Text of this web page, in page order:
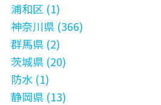
浦和区 (1)
神奈川県 (366)
群馬県 (2)
茨城県 (20)
防水 (1)
静岡県 (13)